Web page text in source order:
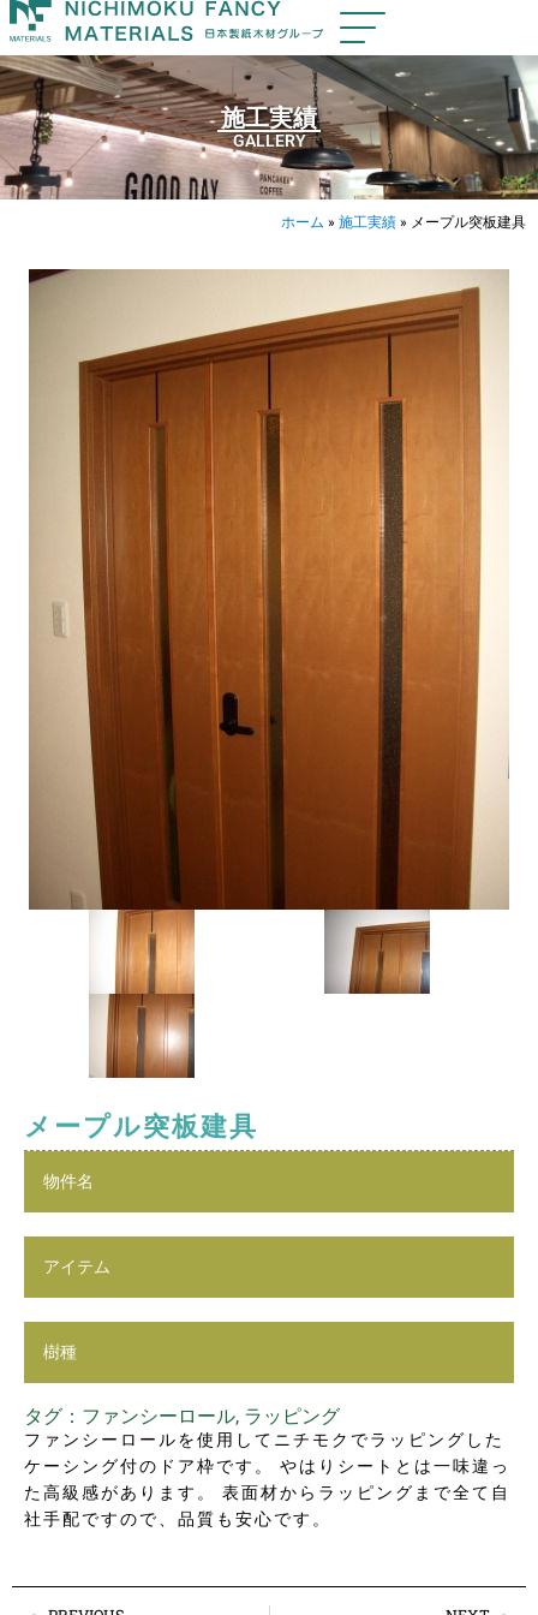
施工実績
GALLERY
ホーム » 施工実績» メープル突板建具
メープル突板建具
物件名
アイテム
樹種
タグ： ファンシーロール, ラッピング
ファンシーロールを使用してニチモクでラッピングした
ケーシング付のドア枠です。 やはりシートとは一味違っ
た高級感があります。 表面材からラッピングまで全て自
社手配ですので、品質も安心です。